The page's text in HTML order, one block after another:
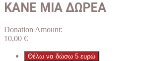
ΚΑΝΕ ΜΙΑ ΔΩΡΕΑ
Donation Amount:
10,00 €
Θέλω να δώσω 5 ευρώ